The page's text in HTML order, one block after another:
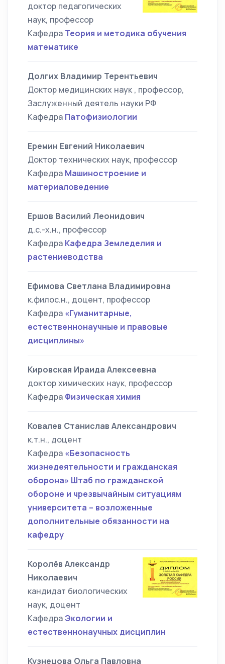
доктор педагогических
наук, профессор
Кафедра Теория и методика обучения
математике
Долгих Владимир Терентьевич
Доктор медицинских наук , профессор,
Заслуженный деятель науки РФ
Кафедра Патофизиологии
Еремин Евгений Николаевич
Доктор технических наук, профессор
Кафедра Машиностроение и
материаловедение
Ершов Василий Леонидович
д.с.-х.н., профессор
Кафедра Кафедра Земледелия и
растениеводства
Ефимова Светлана Владимировна
к.филос.н., доцент, профессор
Кафедра «Гуманитарные,
естественнонаучные и правовые
дисциплины»
Кировская Ираида Алексеевна
доктор химических наук, профессор
Кафедра Физическая химия
Ковалев Станислав Александрович
к.т.н., доцент
Кафедра «Безопасность
жизнедеятельности и гражданская
оборона» Штаб по гражданской
обороне и чрезвычайным ситуациям
университета – возложенные
дополнительные обязанности на
кафедру
Королёв Александр
Николаевич
кандидат биологических
наук, доцент
КафедраЭкологии и
естественнонаучных дисциплин
Кузнецова Ольга Павловна